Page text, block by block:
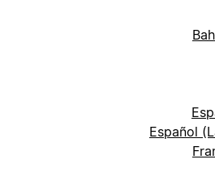
Español